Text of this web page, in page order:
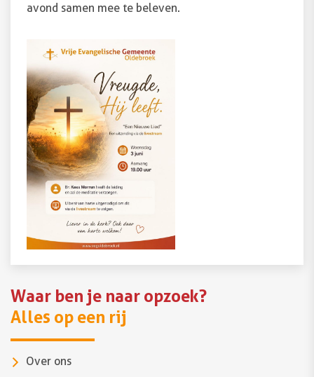
Waar ben je naar opzoek?
Alles op een rij
Over ons
avond samen mee te beleven.